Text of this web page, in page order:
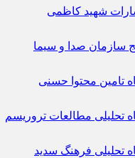
شهید کاظمی
سازمان صدا و سیما
تامین محتوا حسنی
تحلیلی مطالعات تروریسم
تحلیلی فرهنگ سدید